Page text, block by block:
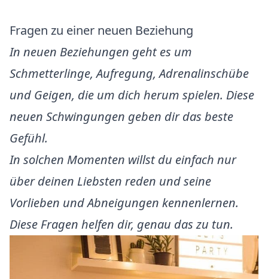
Fragen zu einer neuen Beziehung
In neuen Beziehungen geht es um
Schmetterlinge, Aufregung, Adrenalinschübe
und Geigen, die um dich herum spielen. Diese
neuen Schwingungen geben dir das beste
Gefühl.
In solchen Momenten willst du einfach nur
über deinen Liebsten reden und seine
Vorlieben und Abneigungen kennenlernen.
Diese Fragen helfen dir, genau das zu tun.